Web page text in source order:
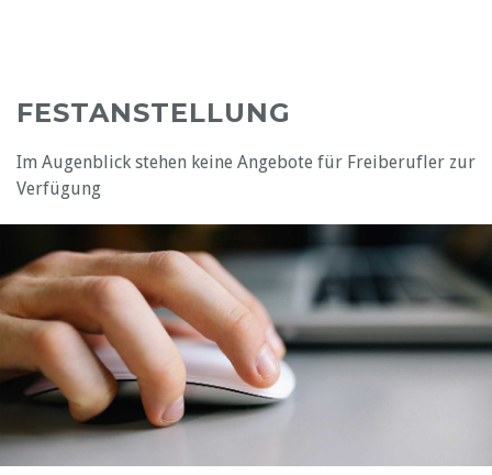
FESTANSTELLUNG
Im Augenblick stehen keine Angebote für Freiberufler zur
Verfügung